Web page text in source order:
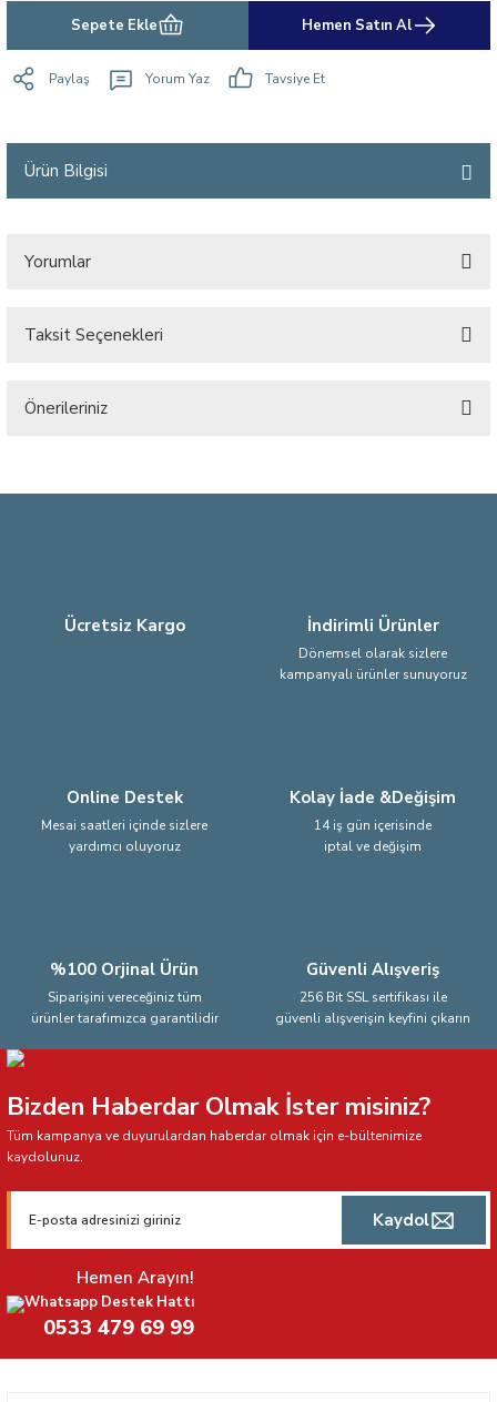
Sepete Ekle Hemen Satın Al
Paylaş Yorum Yaz Tavsiye Et
Ürün Bilgisi
Yorumlar
Taksit Seçenekleri
Önerileriniz
Ürün açıklamasında eksik bilgiler bulunuyor.
Ücretsiz Kargo İndirimli Ürünler
Dönemsel olarak sizlere
kampanyalı ürünler sunuyoruz
Online Destek
Mesai saatleri içinde sizlere
yardımcı oluyoruz
Kolay İade &Değişim
14 iş gün içerisinde
iptal ve değişim
%100 Orjinal Ürün
Siparişini vereceğiniz tüm
ürünler tarafımızca garantilidir
Güvenli Alışveriş
256 Bit SSL sertifikası ile
güvenli alışverişin keyfini çıkarın
Bizden Haberdar Olmak İster misiniz?
Tüm kampanya ve duyurulardan haberdar olmak için e-bültenimize
kaydolunuz.
Kaydol
Hemen Arayın!
Whatsapp Destek Hattı
0533 479 69 99